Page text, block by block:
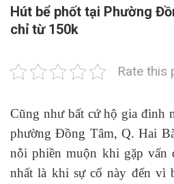
Hút bể phốt tại Phường
chỉ từ 150k
Rate this
Cũng như bất cứ hộ gia đình
phường Đồng Tâm, Q. Hai
nỗi phiền muộn khi gặp vấn
nhất là khi sự cố này đến vì